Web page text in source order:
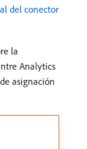
del conector
la
Analytics
asignación